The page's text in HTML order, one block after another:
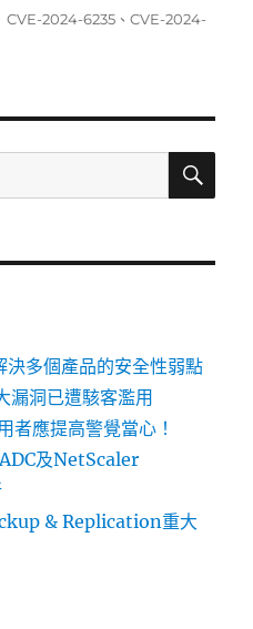
標
CVE-2024-6235 、CVE-2024-
搜
多個產品的安全性弱點
洞已遭駭客濫用
者應提高警覺當心！
及NetScaler
& Replication重大